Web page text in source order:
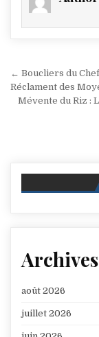
de
← Boucliers du Chef
Réclament des
Mévente du Riz :
Archives
août 2026
juillet 2026